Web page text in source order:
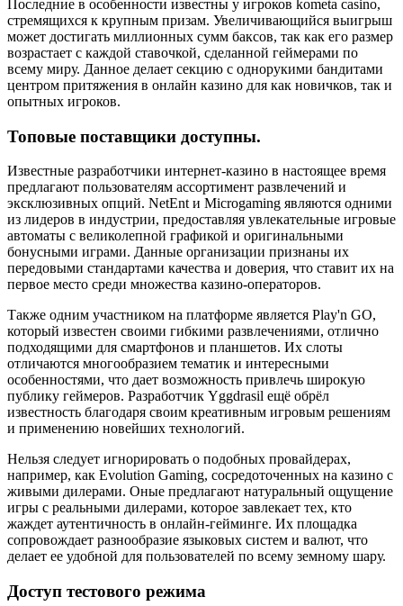
Последние в особенности известны у игроков kometa casino,
стремящихся к крупным призам. Увеличивающийся выигрыш
может достигать миллионных сумм баксов, так как его размер
возрастает с каждой ставочкой, сделанной геймерами по
всему миру. Данное делает секцию с однорукими бандитами
центром притяжения в онлайн казино для как новичков, так и
опытных игроков.
Топовые поставщики доступны.
Известные разработчики интернет-казино в настоящее время
предлагают пользователям ассортимент развлечений и
эксклюзивных опций. NetEnt и Microgaming являются одними
из лидеров в индустрии, предоставляя увлекательные игровые
автоматы с великолепной графикой и оригинальными
бонусными играми. Данные организации признаны их
передовыми стандартами качества и доверия, что ставит их на
первое место среди множества казино-операторов.
Также одним участником на платформе является Play'n GO,
который известен своими гибкими развлечениями, отлично
подходящими для смартфонов и планшетов. Их слоты
отличаются многообразием тематик и интересными
особенностями, что дает возможность привлечь широкую
публику геймеров. Разработчик Yggdrasil ещё обрёл
известность благодаря своим креативным игровым решениям
и применению новейших технологий.
Нельзя следует игнорировать о подобных провайдерах,
например, как Evolution Gaming, сосредоточенных на казино с
живыми дилерами. Оные предлагают натуральный ощущение
игры с реальными дилерами, которое завлекает тех, кто
жаждет аутентичность в онлайн-гейминге. Их площадка
сопровождает разнообразие языковых систем и валют, что
делает ее удобной для пользователей по всему земному шару.
Доступ тестового режима